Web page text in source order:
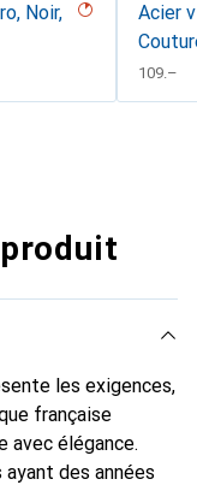
Noir,
Acier
CHF
109.–
les exigences,
française
avec élégance.
des années